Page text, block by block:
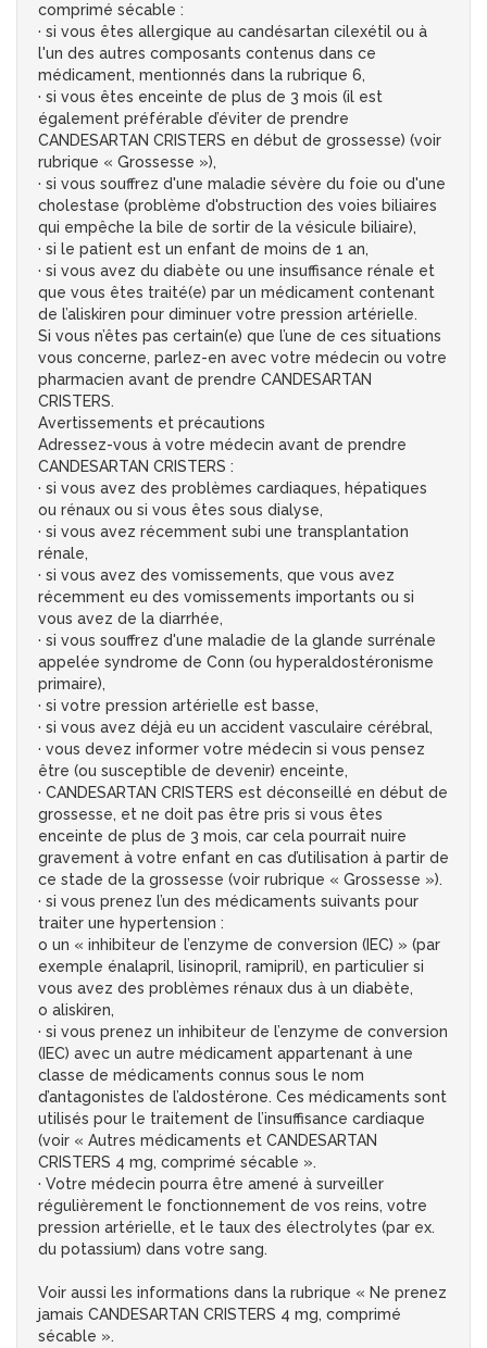
comprimé sécable :
· si vous êtes allergique au candésartan cilexétil ou à
l'un des autres composants contenus dans ce
médicament, mentionnés dans la rubrique 6,
· si vous êtes enceinte de plus de 3 mois (il est
également préférable d’éviter de prendre
CANDESARTAN CRISTERS en début de grossesse) (voir
rubrique « Grossesse »),
· si vous souffrez d'une maladie sévère du foie ou d'une
cholestase (problème d'obstruction des voies biliaires
qui empêche la bile de sortir de la vésicule biliaire),
· si le patient est un enfant de moins de 1 an,
· si vous avez du diabète ou une insuffisance rénale et
que vous êtes traité(e) par un médicament contenant
de l’aliskiren pour diminuer votre pression artérielle.
Si vous n’êtes pas certain(e) que l’une de ces situations
vous concerne, parlez-en avec votre médecin ou votre
pharmacien avant de prendre CANDESARTAN
CRISTERS.
Avertissements et précautions
Adressez-vous à votre médecin avant de prendre
CANDESARTAN CRISTERS :
· si vous avez des problèmes cardiaques, hépatiques
ou rénaux ou si vous êtes sous dialyse,
· si vous avez récemment subi une transplantation
rénale,
· si vous avez des vomissements, que vous avez
récemment eu des vomissements importants ou si
vous avez de la diarrhée,
· si vous souffrez d'une maladie de la glande surrénale
appelée syndrome de Conn (ou hyperaldostéronisme
primaire),
· si votre pression artérielle est basse,
· si vous avez déjà eu un accident vasculaire cérébral,
· vous devez informer votre médecin si vous pensez
être (ou susceptible de devenir) enceinte,
· CANDESARTAN CRISTERS est déconseillé en début de
grossesse, et ne doit pas être pris si vous êtes
enceinte de plus de 3 mois, car cela pourrait nuire
gravement à votre enfant en cas d’utilisation à partir de
ce stade de la grossesse (voir rubrique « Grossesse »).
· si vous prenez l’un des médicaments suivants pour
traiter une hypertension :
o un « inhibiteur de l’enzyme de conversion (IEC) » (par
exemple énalapril, lisinopril, ramipril), en particulier si
vous avez des problèmes rénaux dus à un diabète,
o aliskiren,
· si vous prenez un inhibiteur de l’enzyme de conversion
(IEC) avec un autre médicament appartenant à une
classe de médicaments connus sous le nom
d’antagonistes de l’aldostérone. Ces médicaments sont
utilisés pour le traitement de l’insuffisance cardiaque
(voir « Autres médicaments et CANDESARTAN
CRISTERS 4 mg, comprimé sécable ».
· Votre médecin pourra être amené à surveiller
régulièrement le fonctionnement de vos reins, votre
pression artérielle, et le taux des électrolytes (par ex.
du potassium) dans votre sang.
Voir aussi les informations dans la rubrique « Ne prenez
jamais CANDESARTAN CRISTERS 4 mg, comprimé
sécable ».